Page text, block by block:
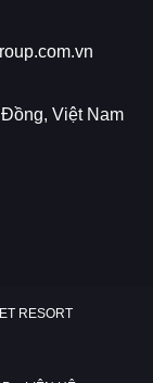
Việt Nam
RESORT